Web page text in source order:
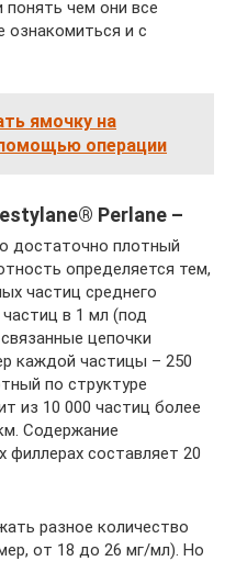
понять чем они все
и с
ямочку на
операции
Perlane –
достаточно плотный
определяется тем,
частиц среднего
в 1 мл (под
цепочки
каждой частицы – 250
по структуре
из 10 000 частиц более
Содержание
филлерах составляет 20
разное количество
от 18 до 26 мг/мл). Но